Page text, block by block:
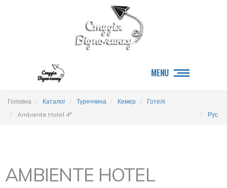
MENU
Головна Каталог Туреччина Кемер
Готелі
Ambiente Hotel 4*
Рус.
AMBIENTE HOTEL